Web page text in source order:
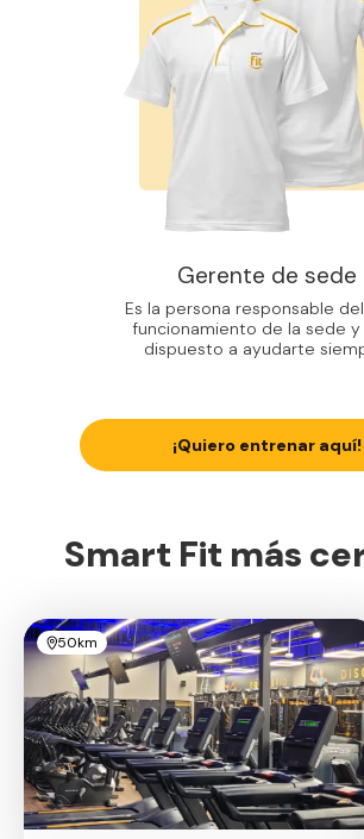
Gerente de sede
Es la persona responsable
funcionamiento de la sede
dispuesto a ayudarte
¡Quiero entrenar aquí!
Smart Fit más
50km